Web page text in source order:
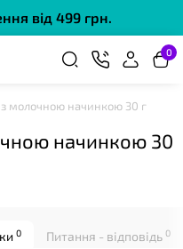
від 499 грн.
0
з молочною начинкою 30 г
начинкою 30
0 Питання - відповідь 0